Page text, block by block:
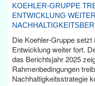
KOEHLER-GRUPPE
ENTWICKLUNG
Die Koehler-Gruppe
Entwicklung weiter fort.
das Berichtsjahr 2025
Rahmenbedingungen
Nachhaltigkeitsstrategie